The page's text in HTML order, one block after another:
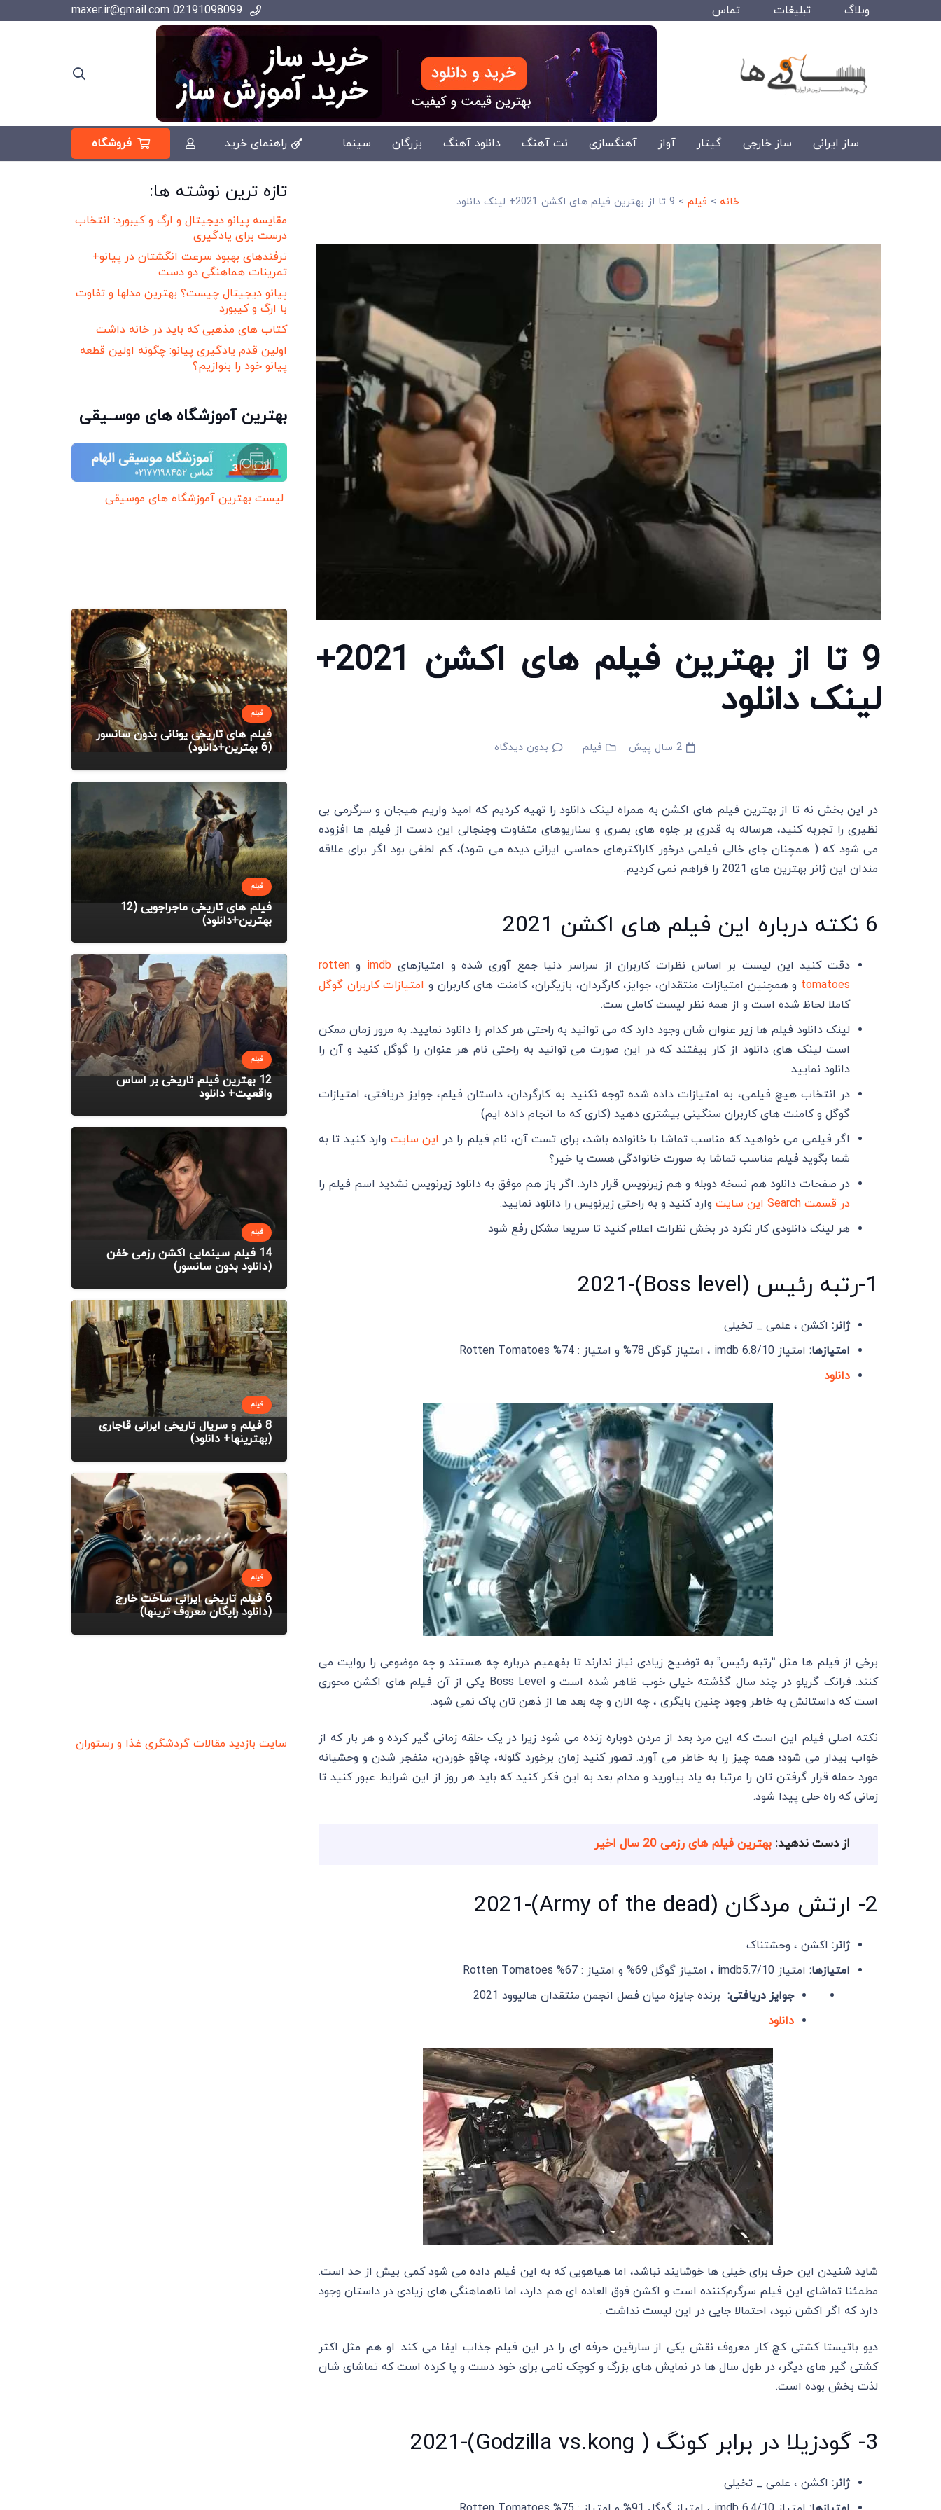
وبلاگ تبلیغات تماس
ساز ایرانی ساز خارجی گیتار آواز آهنگسازی نت آهنگ دانلود آهنگ بزرگان سینما راهنمای خرید فروشگاه
خانه > فیلم> 9 تا از بهترین فیلم های اکشن 2021+ لینک دانلود
9 تا از بهترین فیلم های اکشن 2021+
لینک دانلود
2 سال پیش فیلم بدون دیدگاه
در این بخش نه تا از بهترین فیلم های اکشن به همراه لینک دانلود را تهیه کردیم که امید واریم هیجان و سرگرمی بی
نظیری را تجربه کنید، هرساله به قدری بر جلوه های بصری و سناریوهای متفاوت وجنجالی این دست از فیلم ها افزوده
می شود که ( همچنان جای خالی فیلمی درخور کاراکترهای حماسی ایرانی دیده می شود)، کم لطفی بود اگر برای علاقه
مندان این ژانر بهترین های 2021 را فراهم نمی کردیم.
6 نکته درباره این فیلم های اکشن 2021
دقت کنید این لیست بر اساس نظرات کاربران از سراسر دنیا جمع آوری شده و امتیازهای imdb وrotten
tomatoes و همچنین امتیازات منتقدان، جوایز، کارگردان، بازیگران، کامنت های کاربران و امتیازات کاربران گوگل
کاملا لحاظ شده است و از همه نظر لیست کاملی ست.
لینک دانلود فیلم ها زیر عنوان شان وجود دارد که می توانید به راحتی هر کدام را دانلود نمایید. به مرور زمان ممکن
است لینک های دانلود از کار بیفتند که در این صورت می توانید به راحتی نام هر عنوان را گوگل کنید و آن را
دانلود نمایید.
در انتخاب هیچ فیلمی، به امتیازات داده شده توجه نکنید. به کارگردان، داستان فیلم، جوایز دریافتی، امتیازات
گوگل و کامنت های کاربران سنگینی بیشتری دهید (کاری که ما انجام داده ایم)
اگر فیلمی می خواهید که مناسب تماشا با خانواده باشد، برای تست آن، نام فیلم را در این سایت وارد کنید تا به
شما بگوید فیلم مناسب تماشا به صورت خانوادگی هست یا خیر؟
در صفحات دانلود هم نسخه دوبله و هم زیرنویس قرار دارد. اگر باز هم موفق به دانلود زیرنویس نشدید اسم فیلم را
در قسمت Search این سایت
وارد کنید و به راحتی زیرنویس را دانلود نمایید.
هر لینک دانلودی کار نکرد در بخش نظرات اعلام کنید تا سریعا مشکل رفع شود
1-رتبه رئیس (Boss level)-2021
ژانر: اکشن ، علمی _ تخیلی
امتیازها: امتیاز imdb 6.8/10 ، امتیاز گوگل 78% و امتیاز : 74% Rotten Tomatoes
دانلود
برخی از فیلم ‌ها مثل “رتبه رئیس” به توضیح زیادی نیاز ندارند تا بفهمیم درباره چه هستند و چه موضوعی را روایت می
کنند. فرانک گریلو در چند سال گذشته خیلی خوب ظاهر شده است و Boss Level یکی از آن فیلم های اکشن محوری
است که داستانش به خاطر وجود چنین بایگری ، چه الان و چه بعد ها از ذهن تان پاک نمی شود.
نکته اصلی فیلم این است که این مرد بعد از مردن دوباره زنده می شود زیرا در یک حلقه زمانی گیر کرده و هر بار که از
خواب بیدار می شود؛ همه چیز را به خاطر می آورد. تصور کنید زمان برخورد گلوله، چاقو خوردن، منفجر شدن و وحشیانه
مورد حمله قرار گرفتن تان را مرتبا به یاد بیاورید و مدام بعد به این فکر کنید که باید هر روز از این شرایط عبور کنید تا
زمانی که راه حلی پیدا شود.
از دست ندهید: بهترین فیلم های رزمی 20 سال اخیر
2- ارتش مردگان (Army of the dead)-2021
ژانر: اکشن ، وحشتناک
امتیازها: امتیاز imdb5.7/10 ، امتیاز گوگل 69% و امتیاز : 67% Rotten Tomatoes
جوایز دریافتی: برنده جایزه میان فصل انجمن منتقدان هالیوود 2021
دانلود
شاید شنیدن این حرف برای خیلی ها خوشایند نباشد، اما هیاهویی که به این فیلم داده می شود کمی بیش از حد است.
مطمئنا تماشای این فیلم سرگرم‌کننده است و اکشن فوق العاده ای هم دارد، اما ناهماهنگی ‌های زیادی در داستان وجود
دارد که اگر اکشن نبود، احتمالا جایی در این لیست نداشت .
دیو باتیستا کشتی کچ کار معروف نقش یکی از سارقین حرفه ای را در این فیلم جذاب ایفا می کند. او هم مثل اکثر
کشتی گیر های دیگر، در طول سال ها در نمایش های بزرگ و کوچک نامی برای خود دست و پا کرده است که تماشای شان
لذت بخش بوده است.
3- گودزیلا در برابر کونگ ( Godzilla vs.kong)-2021
ژانر: اکشن ، علمی _ تخیلی
تازه ترین نوشته ها:
مقایسه پیانو دیجیتال و ارگ و کیبورد: انتخاب
درست برای یادگیری
ترفندهای بهبود سرعت انگشتان در پیانو+
تمرینات هماهنگی دو دست
پیانو دیجیتال چیست؟ بهترین مدلها و تفاوت
با ارگ و کیبورد
کتاب های مذهبی که باید در خانه داشت
اولین قدم یادگیری پیانو: چگونه اولین قطعه
پیانو خود را بنوازیم؟
بهترین آموزشگاه های موســیقی
لیست بهترین آموزشگاه های موسیقی
فیلم
فیلم های تاریخی یونانی بدون سانسور
(6 بهترین+دانلود)
فیلم
فیلم های تاریخی ماجراجویی (12
بهترین+دانلود)
فیلم
12 بهترین فیلم تاریخی بر اساس
واقعیت+ دانلود
فیلم
14 فیلم سینمایی اکشن رزمی خفن
(دانلود بدون سانسور)
فیلم
8 فیلم و سریال تاریخی ایرانی قاجاری
(بهترینها+ دانلود)
فیلم
6 فیلم تاریخی ایرانی ساخت خارج
(دانلود رایگان معروف ترینها)
سایت بازدید مقالات گردشگری غذا و رستوران